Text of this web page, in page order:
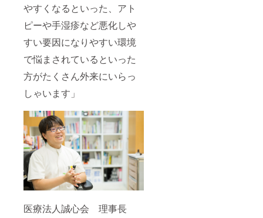
やすくなるといった、アト
ピーや手湿疹など悪化しや
すい要因になりやすい環境
で悩まされているといった
方がたくさん外来にいらっ
しゃいます」
医療法人誠心会 理事長